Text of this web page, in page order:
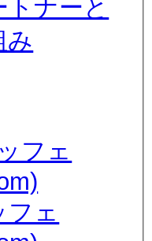
ナーと
み
フェ